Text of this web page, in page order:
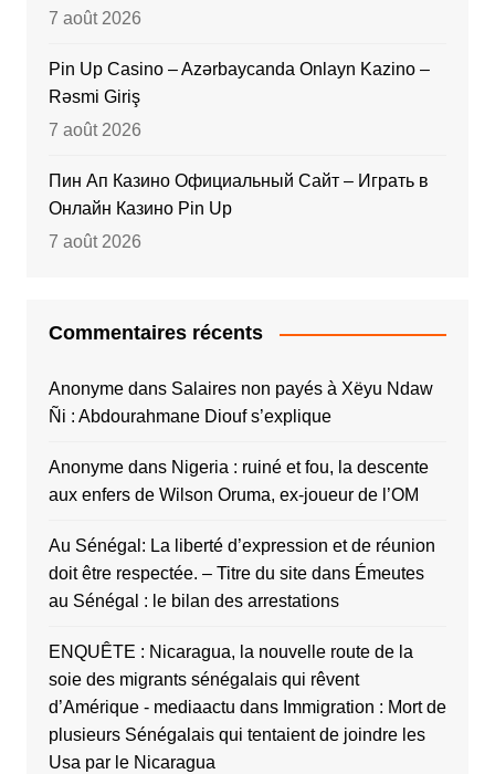
7 août 2026
Pin Up Casino – Azərbaycanda Onlayn Kazino –
Rəsmi Giriş
7 août 2026
Пин Ап Казино Официальный Сайт – Играть в
Онлайн Казино Pin Up
7 août 2026
Commentaires récents
Anonymedans Salaires non payés à Xëyu Ndaw
Ñi : Abdourahmane Diouf s’explique
Anonymedans Nigeria : ruiné et fou, la descente
aux enfers de Wilson Oruma, ex-joueur de l’OM
Au Sénégal: La liberté d’expression et de réunion
doit être respectée. – Titre du sitedans Émeutes
au Sénégal : le bilan des arrestations
ENQUÊTE : Nicaragua, la nouvelle route de la
soie des migrants sénégalais qui rêvent
d’Amérique - mediaactu dans Immigration : Mort de
plusieurs Sénégalais qui tentaient de joindre les
Usa par le Nicaragua